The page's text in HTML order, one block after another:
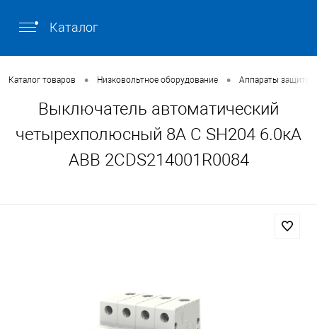
Каталог
Каталог товаров • Низковольтное оборудование • Аппараты защиты
Выключатель автоматический
четырехполюсный 8А С SH204 6.0кА
ABB 2CDS214001R0084